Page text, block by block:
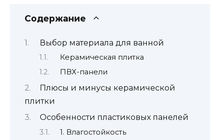
Содержание
Выбор материала для ванной
Керамическая плитка
ПВХ-панели
Плюсы и минусы керамической
плитки
Особенности пластиковых панелей
1. Влагостойкость